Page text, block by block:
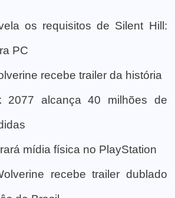
os requisitos de Silent Hill:
PC
recebe trailer da história
2077 alcança 40 milhões de
mídia física no PlayStation
recebe trailer dublado